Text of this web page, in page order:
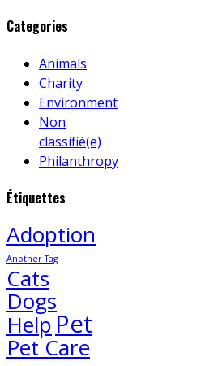
Categories
Animals
Charity
Environment
Non
classifié(e)
Philanthropy
Étiquettes
Adoption
Another Tag
Cats
Dogs
Help Pet
Pet Care